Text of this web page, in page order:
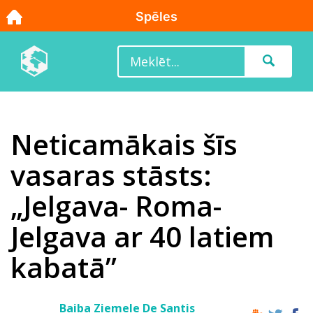
Neticamākais šīs
vasaras stāsts:
„Jelgava- Roma-
Jelgava ar 40 latiem
kabatā”
Baiba Ziemele De Santis